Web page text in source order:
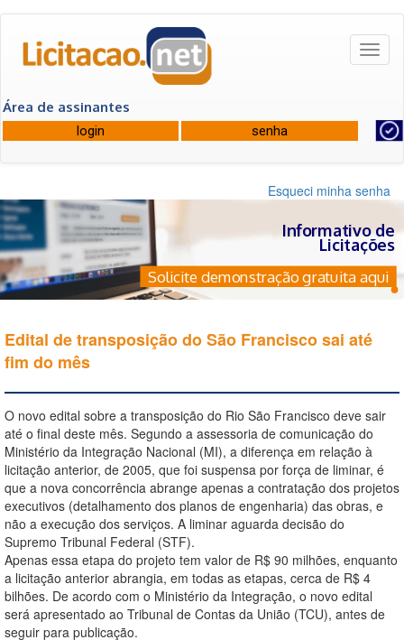
Área de assinantes
Esqueci minha senha
Informativo de
Licitações
Solicite demonstração gratuita aqui
Edital de transposição do São Francisco sai até
fim do mês
O novo edital sobre a transposição do Rio São Francisco deve sair
até o final deste mês. Segundo a assessoria de comunicação do
Ministério da Integração Nacional (MI), a diferença em relação à
licitação anterior, de 2005, que foi suspensa por força de liminar, é
que a nova concorrência abrange apenas a contratação dos projetos
executivos (detalhamento dos planos de engenharia) das obras, e
não a execução dos serviços. A liminar aguarda decisão do
Supremo Tribunal Federal (STF).
Apenas essa etapa do projeto tem valor de R$ 90 milhões, enquanto
a licitação anterior abrangia, em todas as etapas, cerca de R$ 4
bilhões. De acordo com o Ministério da Integração, o novo edital
será apresentado ao Tribunal de Contas da União (TCU), antes de
seguir para publicação.